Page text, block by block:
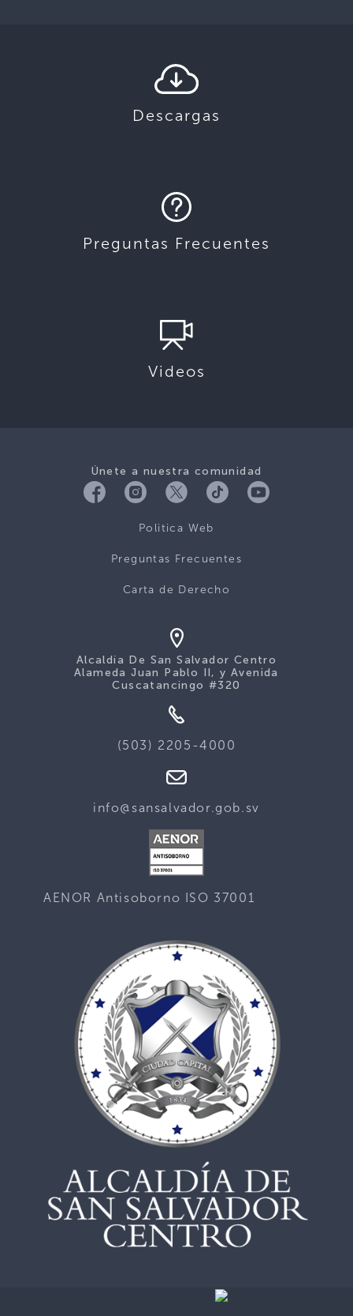
Descargas
Preguntas Frecuentes
Videos
Únete a nuestra comunidad
Politica Web
Preguntas Frecuentes
Carta de Derecho
Alcaldía De San Salvador Centro
Alameda Juan Pablo II, y Avenida
Cuscatancingo #320
(503) 2205-4000
info@sansalvador.gob.sv
AENOR Antisoborno ISO 37001